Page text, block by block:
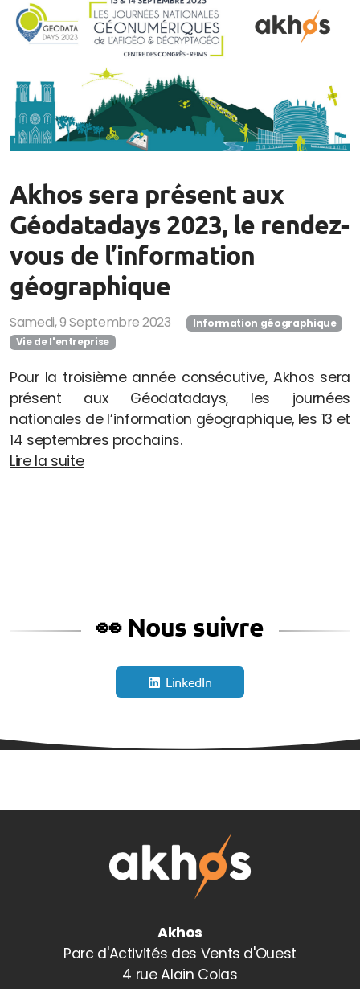
Akhos sera présent aux
Géodatadays 2023, le rendez-
vous de l’information
géographique
Samedi, 9 Septembre 2023
Information géographique
Vie de l'entreprise
Pour la troisième année consécutive, Akhos sera
présent aux Géodatadays, les journées
nationales de l’information géographique, les 13 et
14 septembres prochains.
Lire la suite
👀 Nous suivre
LinkedIn
Akhos
Parc d'Activités des Vents d'Ouest
4 rue Alain Colas
franchise
Les points conso & tendances